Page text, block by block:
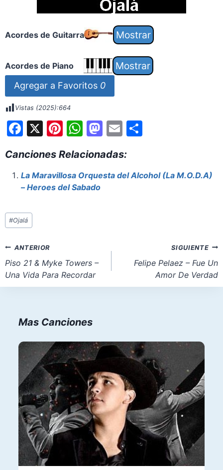
Acordes de Guitarra
Acordes de Piano
Agregar a Favoritos 0
Vistas (2025):664
F
c
e
b
o
o
k
X Pi
er
e
st
W
at
s
A
M
st
o
E
ai
l
S
e
Canciones Relacionadas:
La Maravillosa Orquesta del Alcohol (La M.O.D.A)
– Heroes del Sabado
Etiquetas
de
entrada:
#Ojalá
Navegación
de
entradas
ANTERIOR
Piso 21 & Myke Towers –
Una Vida Para Recordar
SIGUIENTE
Felipe Pelaez – Fue Un
Amor De Verdad
Mas Canciones